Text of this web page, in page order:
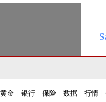
黄金 银行 保险 数据 行情